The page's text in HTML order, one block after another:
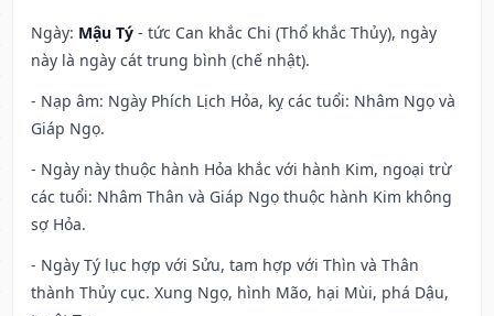
Ngày: Mậu Tý - tức Can khắc Chi (Thổ khắc Thủy), ngày
này là ngày cát trung bình (chế nhật).
- Nạp âm: Ngày Phích Lịch Hỏa, kỵ các tuổi: Nhâm Ngọ và
Giáp Ngọ.
- Ngày này thuộc hành Hỏa khắc với hành Kim, ngoại trừ
các tuổi: Nhâm Thân và Giáp Ngọ thuộc hành Kim không
sợ Hỏa.
- Ngày Tý lục hợp với Sửu, tam hợp với Thìn và Thân
thành Thủy cục. Xung Ngọ, hình Mão, hại Mùi, phá Dậu,